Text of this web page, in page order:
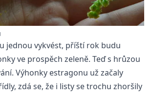
jednou vykvést, příští rok budu
ve prospěch zeleně. Teď s hrůzou
Výhonky estragonu už začaly
zdá se, že i listy se trochu zhoršily